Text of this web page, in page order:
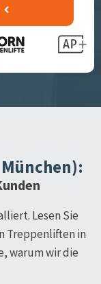
:
Lesen Sie
Treppenliften in
warum wir die